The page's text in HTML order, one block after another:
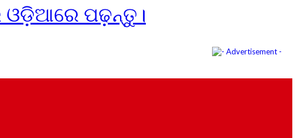
ଓଡ଼ିଆରେ ପଢ଼ନ୍ତୁ।